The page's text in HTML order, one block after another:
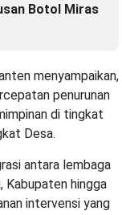
Botol Miras
menyampaikan,
penurunan
di tingkat
Desa.
antara lembaga
hingga
intervensi yang